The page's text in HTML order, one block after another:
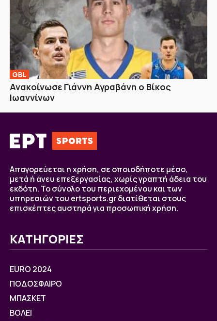
GBL
Ανακοίνωσε Γιάννη Αγραβάνη ο Βίκος
Ιωαννίνων
Απαγορεύεται η χρήση, σε οποιοδήποτε μέσο,
μετά ή άνευ επεξεργασίας, χωρίς γραπτή άδεια του
εκδότη. Το σύνολο του περιεχομένου και των
υπηρεσιών του ertsports.gr διατίθεται στους
επισκέπτες αυστηρά για προσωπική χρήση.
ΚΑΤΗΓΟΡΙΕΣ
EURO 2024
ΠΟΔΟΣΦΑΙΡΟ
ΜΠΑΣΚΕΤ
ΒOΛΕΙ